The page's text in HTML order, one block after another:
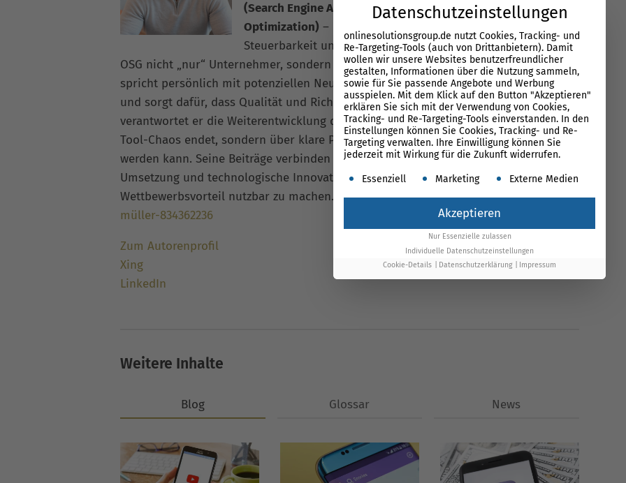
(Search Engine Advertising) und GEO (Generative Engine
Optimization) – mit Fokus auf skalierbare Strategien, klare
Steuerbarkeit und messbare Ergebnisse. Florian ist in der
OSG nicht „nur“ Unternehmer, sondern aktiv in zentralen Punkten eingebunden: Er
spricht persönlich mit potenziellen Neukunden, führt die strategische Erstberatung
und sorgt dafür, dass Qualität und Richtung von Beginn an stimmen. Parallel
verantwortet er die Weiterentwicklung der Performance Suite, damit Search nicht im
Tool-Chaos endet, sondern über klare Prozesse und Prioritäten effizient umgesetzt
werden kann. Seine Beiträge verbinden deshalb Management-Perspektive, praktische
Umsetzung und technologische Innovation – immer mit dem Ziel, Search als echten
Wettbewerbsvorteil nutzbar zu machen.
Let’s connect:linkedin.com/in/florian-
müller-834362236
Zum Autorenprofil
Xing
LinkedIn
Weitere Inhalte
Blog Glossar News
Datenschutzeinstellungen
onlinesolutionsgroup.de nutzt Cookies, Tracking- und
Re-Targeting-Tools (auch von Drittanbietern). Damit
wollen wir unsere Websites benutzerfreundlicher
gestalten, Informationen über die Nutzung sammeln,
sowie für Sie passende Angebote und Werbung
ausspielen. Mit dem Klick auf den Button "Akzeptieren"
erklären Sie sich mit der Verwendung von Cookies,
Tracking- und Re-Targeting-Tools einverstanden. In den
Einstellungen können Sie Cookies, Tracking- und Re-
Targeting verwalten. Ihre Einwilligung können Sie
jederzeit mit Wirkung für die Zukunft widerrufen.
Es folgt eine Liste der Service-Gruppen, für die
Essenziell Marketing Externe Medien
Akzeptieren
Nur Essenzielle zulassen
Individuelle Datenschutzeinstellungen
Cookie-Details
Datenschutzerklärung Impressum